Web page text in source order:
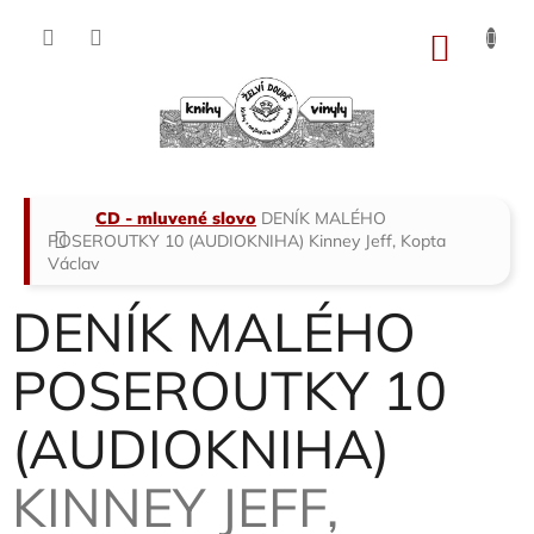
Domů
CD - mluvené slovo DENÍK MALÉHO
POSEROUTKY 10 (AUDIOKNIHA) Kinney Jeff, Kopta
Václav
DENÍK MALÉHO
POSEROUTKY 10
(AUDIOKNIHA)
KINNEY JEFF,